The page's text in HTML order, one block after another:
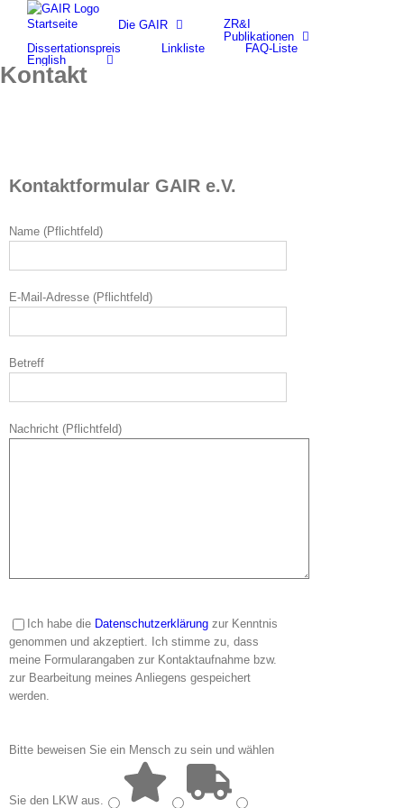
content
Startseite Die GAIR
ZR&I
Publikationen
Dissertationspreis
Linkliste
FAQ-Liste
English
Kontakt
Kontaktformular GAIR e.V.
Name (Pflichtfeld)
E-Mail-Adresse (Pflichtfeld)
Betreff
Nachricht (Pflichtfeld)
Ich habe die Datenschutzerklärung zur Kenntnis
genommen und akzeptiert. Ich stimme zu, dass
meine Formularangaben zur Kontaktaufnahme bzw.
zur Bearbeitung meines Anliegens gespeichert
werden.
Bitte beweisen Sie ein Mensch zu sein und wählen
Sie den LKW aus.
leipzig.de
Impressum